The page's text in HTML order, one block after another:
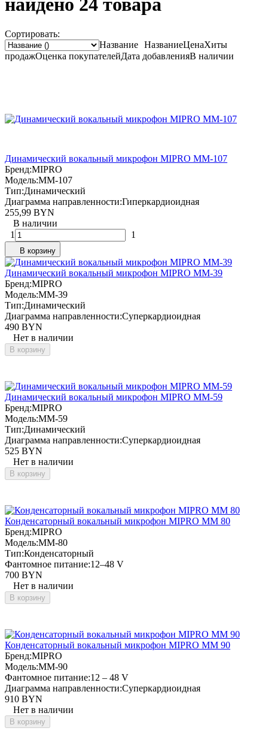
найдено 24 товара
Сортировать:
Название НазваниеЦенаХиты
продажОценка покупателейДата добавленияВ наличии
Динамический вокальный микрофон MIPRO MM-107
Бренд:MIPRO
Модель:MM-107
Тип:Динамический
Диаграмма направленности:Гиперкардиоидная
255,99 BYN
В наличии
1
1
В корзину
Динамический вокальный микрофон MIPRO MM-39
Бренд:MIPRO
Модель:MM-39
Тип:Динамический
Диаграмма направленности:Суперкардиоидная
490 BYN
Нет в наличии
В корзину
Динамический вокальный микрофон MIPRO MM-59
Бренд:MIPRO
Модель:MM-59
Тип:Динамический
Диаграмма направленности:Суперкардиоидная
525 BYN
Нет в наличии
В корзину
Конденсаторный вокальный микрофон MIPRO MM 80
Бренд:MIPRO
Модель:MM-80
Тип:Конденсаторный
Фантомное питание:12–48 V
700 BYN
Нет в наличии
В корзину
Конденсаторный вокальный микрофон MIPRO MM 90
Бренд:MIPRO
Модель:MM-90
Фантомное питание:12 – 48 V
Диаграмма направленности:Суперкардиоидная
910 BYN
Нет в наличии
В корзину